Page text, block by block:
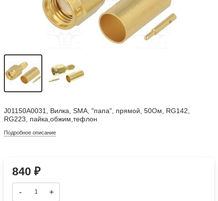
J01150A0031, Вилка, SMA, "папа", прямой, 50Ом, RG142,
RG223, пайка,обжим,тефлон
Подробное описание
840₽
- +